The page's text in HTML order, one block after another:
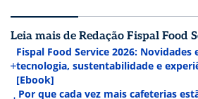
Leia mais de Redação Fispal Food
Fispal Food Service 2026: Novidades
tecnologia, sustentabilidade e
[Ebook]
Por que cada vez mais cafeterias